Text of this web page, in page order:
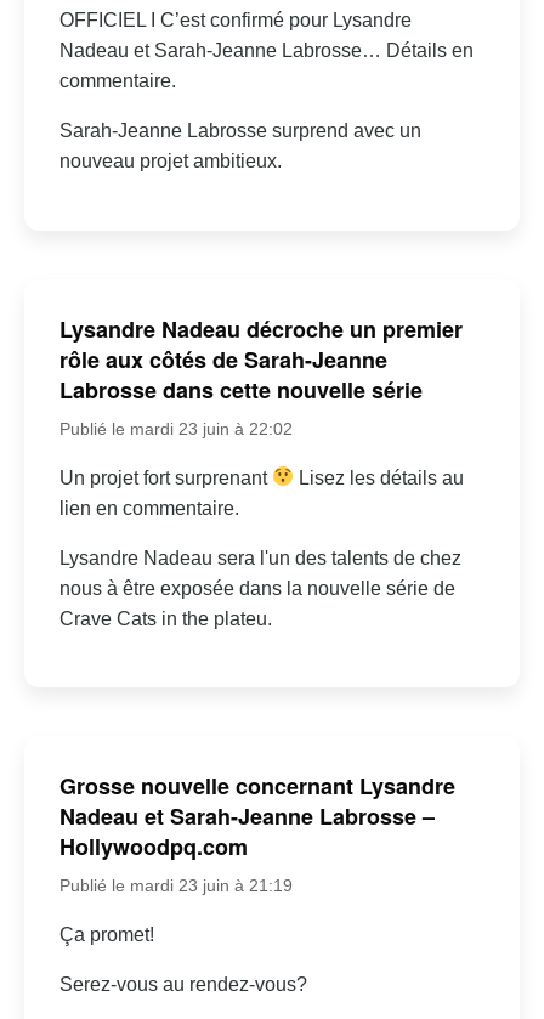
OFFICIEL I C’est confirmé pour Lysandre
Nadeau et Sarah-Jeanne Labrosse… Détails en
commentaire.
Sarah-Jeanne Labrosse surprend avec un
nouveau projet ambitieux.
Lysandre Nadeau décroche un premier
rôle aux côtés de Sarah-Jeanne
Labrosse dans cette nouvelle série
Publié le mardi 23 juin à 22:02
Un projet fort surprenant
Lisez les détails au
lien en commentaire.
Lysandre Nadeau sera l'un des talents de chez
nous à être exposée dans la nouvelle série de
Crave Cats in the plateu.
Grosse nouvelle concernant Lysandre
Nadeau et Sarah-Jeanne Labrosse –
Hollywoodpq.com
Publié le mardi 23 juin à 21:19
Ça promet!
Serez-vous au rendez-vous?